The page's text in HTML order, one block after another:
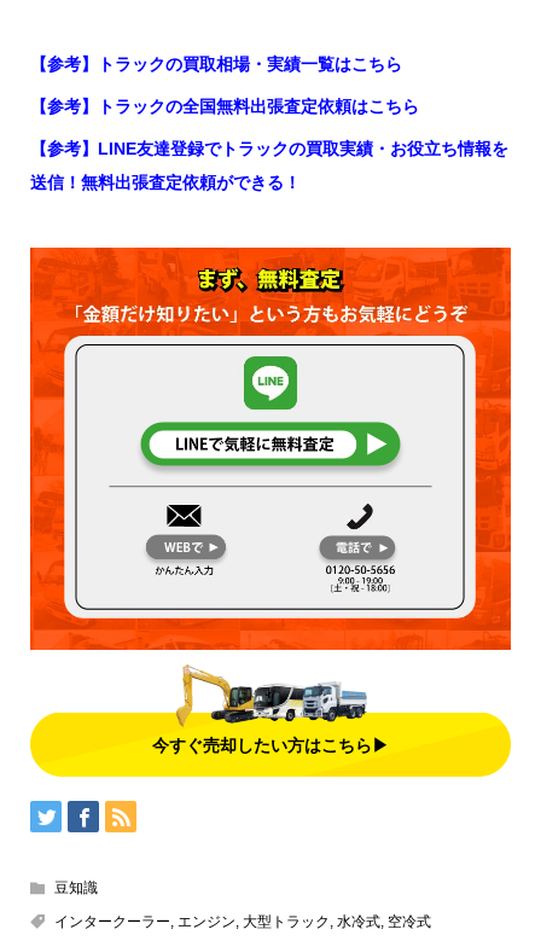
【参考】トラックの買取相場・実績一覧はこちら
【参考】トラックの全国無料出張査定依頼はこちら
【参考】LINE友達登録でトラックの買取実績・お役立ち情報を
送信！無料出張査定依頼ができる！
今すぐ売却したい方はこちら▶
豆知識
インタークーラー, エンジン, 大型トラック , 水冷式, 空冷式